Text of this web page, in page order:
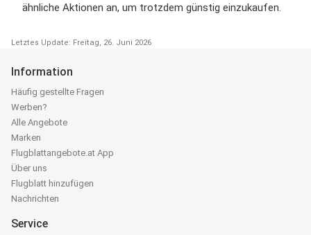
ähnliche Aktionen an, um trotzdem günstig einzukaufen.
Letztes Update: Freitag, 26. Juni 2026
Information
Häufig gestellte Fragen
Werben?
Alle Angebote
Marken
Flugblattangebote.at App
Über uns
Flugblatt hinzufügen
Nachrichten
Service